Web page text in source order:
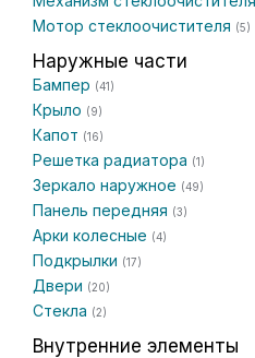
Мотор стеклоочистителя (5)
Наружные части
Бампер (41)
Крыло (9)
Капот (16)
Решетка радиатора (1)
Зеркало наружное (49)
Панель передняя (3)
Арки колесные (4)
Подкрылки (17)
Двери (20)
Стекла (2)
Внутренние элементы